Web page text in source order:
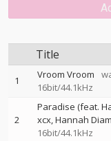
Title
1 Vroom Vroom
16bit/44.1kHz
2
Paradise (feat.
xcx Hannah
16bit/44.1kHz